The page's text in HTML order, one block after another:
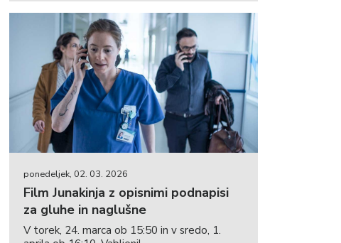
ponedeljek, 02. 03. 2026
Film Junakinja z opisnimi podnapisi
za gluhe in naglušne
V torek, 24. marca ob 15:50 in v sredo, 1.